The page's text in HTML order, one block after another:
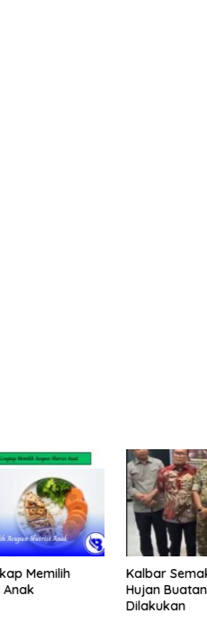
Kalbar Semakin Panas, OMC
Hujan Buatan Tidak Bisa